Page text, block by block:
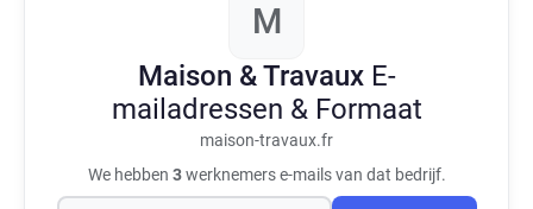
M
Maison & Travaux E-
mailadressen & Formaat
maison-travaux.fr
We hebben 3werknemers e-mails van dat bedrijf.